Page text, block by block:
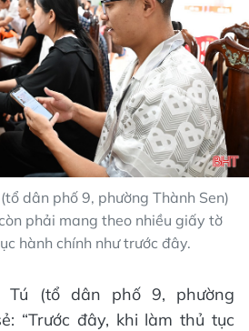
dân phố 9, phường Thành Sen)
phải mang theo nhiều giấy tờ
hành chính như trước đây.
Tú (tổ dân phố 9, phường
“Trước đây, khi làm thủ tục